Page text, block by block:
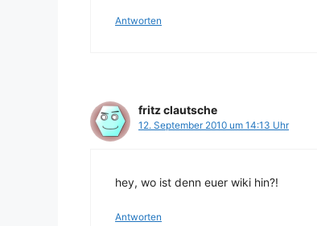
Antworten
fritz clautsche
12. September 2010 um 14:13 Uhr
hey, wo ist denn euer wiki hin?!
Antworten